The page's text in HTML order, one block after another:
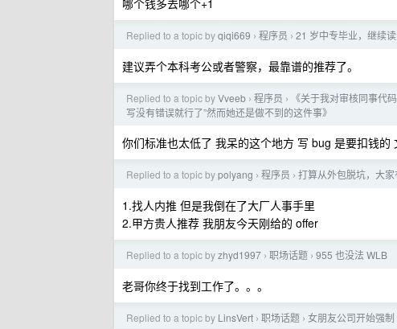
哪个钱多去哪个+1
Replied to a topic byqiqi669 › 程序员 › 21 岁中专毕业，继续读
建议弄个本科考公或者警察，最靠谱的推荐了。
Replied to a topic byVveeb › 程序员 ›
《关于我对审核同事代
写没有错误就行了”然而她还是做不到的这件事》
你们标准也太低了 我呆的这个地方 写 bug 是要扣钱的
Replied to a topic bypolyang › 程序员 › 打算从外包脱坑，大家
1.找人内推 但是我倒在了大厂人事手里
2.甲方贵人推荐 我朋友今天刚给的 offer
Replied to a topic byzhyd1997 › 职场话题 › 955 也没法 WLB
老哥你终于找到工作了。。。
Replied to a topic by LinsVert › 职场话题 › 女朋友公司开始强制